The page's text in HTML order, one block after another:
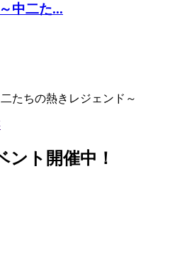
中二た...
たちの熱きレジェンド～
ント開催中！